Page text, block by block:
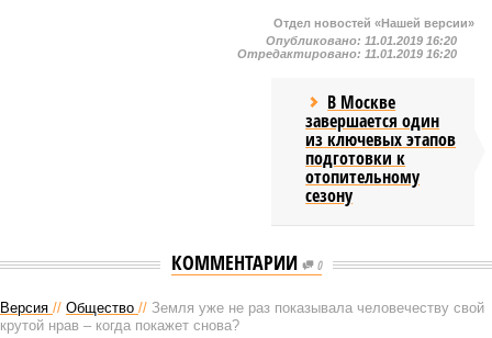
Отдел новостей «Нашей версии»
Опубликовано: 11.01.2019 16:20
Отредактировано: 11.01.2019 16:20
В Москве
завершается один
из ключевых этапов
подготовки к
отопительному
сезону
КОММЕНТАРИИ 0
Версия // Общество // Земля уже не раз показывала человечеству свой
крутой нрав – когда покажет снова?